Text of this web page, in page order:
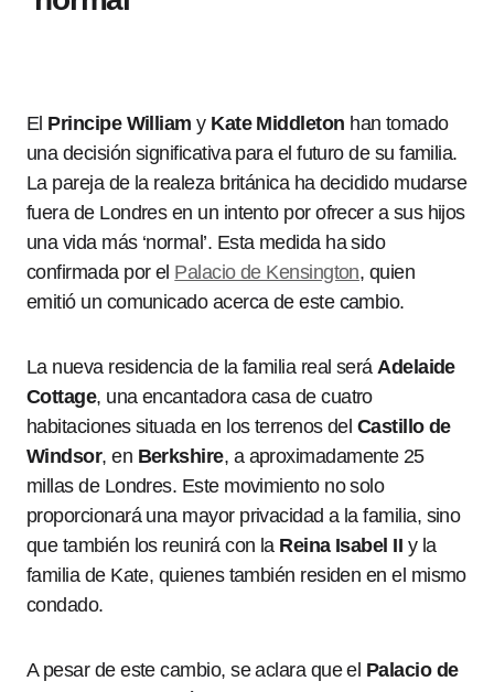
El Principe William y Kate Middleton han tomado
una decisión significativa para el futuro de su familia.
La pareja de la realeza británica ha decidido mudarse
fuera de Londres en un intento por ofrecer a sus hijos
una vida más ‘normal’. Esta medida ha sido
confirmada por el Palacio de Kensington, quien
emitió un comunicado acerca de este cambio.
La nueva residencia de la familia real seráAdelaide
Cottage, una encantadora casa de cuatro
habitaciones situada en los terrenos del Castillo de
Windsor, en Berkshire, a aproximadamente 25
millas de Londres. Este movimiento no solo
proporcionará una mayor privacidad a la familia, sino
que también los reunirá con la Reina Isabel II y la
familia de Kate, quienes también residen en el mismo
condado.
A pesar de este cambio, se aclara que el Palacio de